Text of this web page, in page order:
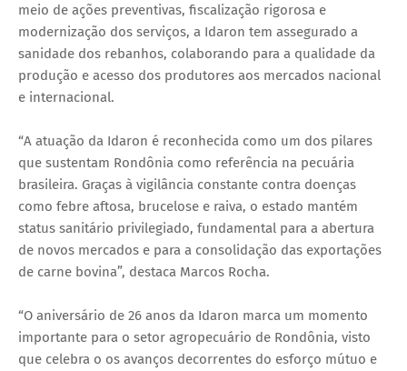
meio de ações preventivas, fiscalização rigorosa e
modernização dos serviços, a Idaron tem assegurado a
sanidade dos rebanhos, colaborando para a qualidade da
produção e acesso dos produtores aos mercados nacional
e internacional.
“A atuação da Idaron é reconhecida como um dos pilares
que sustentam Rondônia como referência na pecuária
brasileira. Graças à vigilância constante contra doenças
como febre aftosa, brucelose e raiva, o estado mantém
status sanitário privilegiado, fundamental para a abertura
de novos mercados e para a consolidação das exportações
de carne bovina”, destaca Marcos Rocha.
“O aniversário de 26 anos da Idaron marca um momento
importante para o setor agropecuário de Rondônia, visto
que celebra o os avanços decorrentes do esforço mútuo e